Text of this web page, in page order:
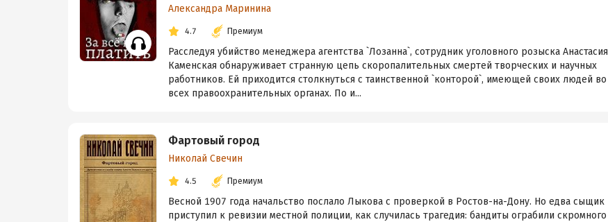
Александра Маринина
4.7 Премиум
Расследуя убийство менеджера агентства `Лозанна`, сотрудник уголовного розыска Анастасия
Каменская обнаруживает странную цепь скоропалительных смертей творческих и научных
работников. Ей приходится столкнуться с таинственной `конторой`, имеющей своих людей во
всех правоохранительных органах. По и...
Фартовый город
Николай Свечин
4.5 Премиум
Весной 1907 года начальство послало Лыкова с проверкой в Ростов-на-Дону. Но едва сыщик
приступил к ревизии местной полиции, как случилась трагедия: бандиты ограбили скромного